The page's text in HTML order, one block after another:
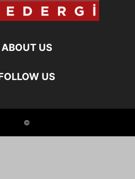
ABOUT US
US
©